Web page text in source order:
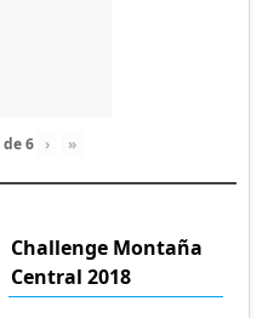
de6 › »
Challenge Montaña
Central 2018